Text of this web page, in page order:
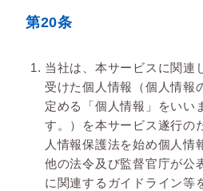
第20条
当社は、本サービスに関連
受けた個人情報（個人情報
定める「個人情報」をいい
す。）を本サービス遂行の
人情報保護法を始め個人情
他の法令及び監督官庁が公
に関連するガイドライン等